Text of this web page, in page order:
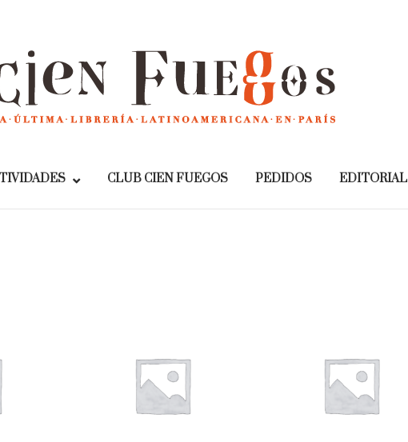
CLUB CIEN FUEGOS PEDIDOS EDITORIAL